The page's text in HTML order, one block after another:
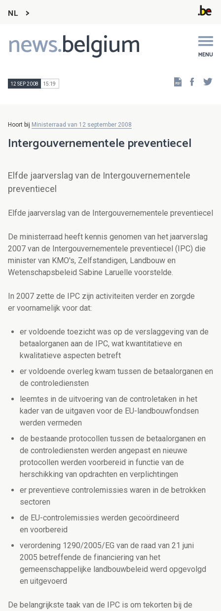
NL
news.belgium MENU
Main
navigation
12 SEP 2008 15:19
Hoort bij Ministerraad van 12 september 2008
Intergouvernementele preventiecel
Elfde jaarverslag van de Intergouvernementele
preventiecel
Elfde jaarverslag van de Intergouvernementele preventiecel
De ministerraad heeft kennis genomen van het jaarverslag
2007 van de Intergouvernementele preventiecel (IPC) die
minister van KMO's, Zelfstandigen, Landbouw en
Wetenschapsbeleid Sabine Laruelle voorstelde.
In 2007 zette de IPC zijn activiteiten verder en zorgde
er voornamelijk voor dat:
er voldoende toezicht was op de verslaggeving van de
betaalorganen aan de IPC, wat kwantitatieve en
kwalitatieve aspecten betreft
er voldoende overleg kwam tussen de betaalorganen en
de controlediensten
leemtes in de uitvoering van de controletaken in het
kader van de uitgaven voor de EU-landbouwfondsen
werden vermeden
de bestaande protocollen tussen de betaalorganen en
de controlediensten werden angepast en nieuwe
protocollen werden voorbereid in functie van de
herschikking van opdrachten en verplichtingen
er preventieve controlemissies waren in de betrokken
sectoren
de EU-controlemissies werden gecoördineerd
en voorbereid
verordening 1290/2005/EG van de raad van 21 juni
2005 betreffende de financiering van het
gemeenschappelijke landbouwbeleid werd opgevolgd
en uitgevoerd
De belangrijkste taak van de IPC is om tekorten bij de